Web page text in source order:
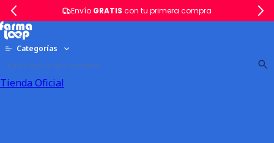
Envío GRATIS con tu primera compra
Categorías
Tienda Oficial